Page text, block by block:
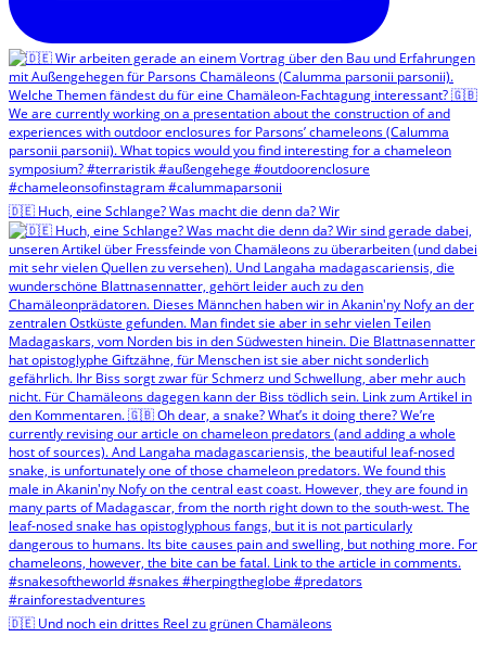
🇩🇪 Huch, eine Schlange? Was macht die denn da? Wir
🇩🇪 Und noch ein drittes Reel zu grünen Chamäleons